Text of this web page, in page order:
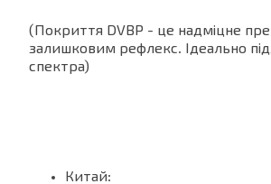
(Покриття DVBP - це надміцне
залишковим рефлекс. Ідеально
спектра)
Китай: